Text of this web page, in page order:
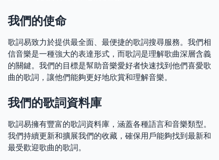
我們的使命
歌詞易致力於提供最全面、最便捷的歌詞搜尋服務。我們相
信音樂是一種強大的表達形式，而歌詞是理解歌曲深層含義
的關鍵。我們的目標是幫助音樂愛好者快速找到他們喜愛歌
曲的歌詞，讓他們能夠更好地欣賞和理解音樂。
我們的歌詞資料庫
歌詞易擁有豐富的歌詞資料庫，涵蓋各種語言和音樂類型。
我們持續更新和擴展我們的收藏，確保用戶能夠找到最新和
最受歡迎歌曲的歌詞。